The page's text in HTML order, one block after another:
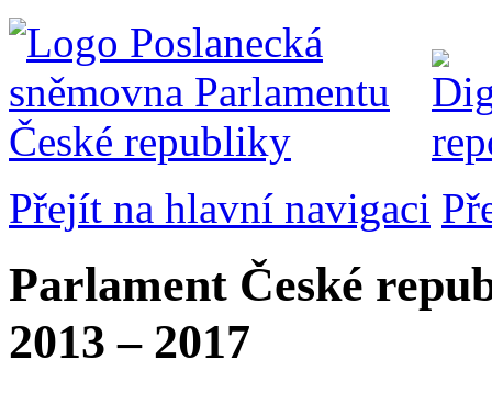
Přejít na hlavní navigaci
Parlament České
2013 – 2017